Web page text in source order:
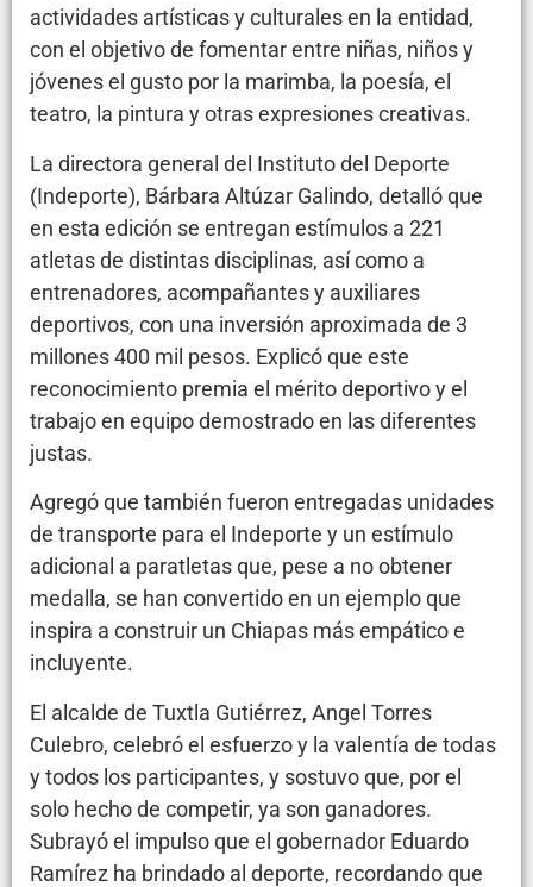
actividades artísticas y culturales en la entidad,
con el objetivo de fomentar entre niñas, niños y
jóvenes el gusto por la marimba, la poesía, el
teatro, la pintura y otras expresiones creativas.
La directora general del Instituto del Deporte
(Indeporte), Bárbara Altúzar Galindo, detalló que
en esta edición se entregan estímulos a 221
atletas de distintas disciplinas, así como a
entrenadores, acompañantes y auxiliares
deportivos, con una inversión aproximada de 3
millones 400 mil pesos. Explicó que este
reconocimiento premia el mérito deportivo y el
trabajo en equipo demostrado en las diferentes
justas.
Agregó que también fueron entregadas unidades
de transporte para el Indeporte y un estímulo
adicional a paratletas que, pese a no obtener
medalla, se han convertido en un ejemplo que
inspira a construir un Chiapas más empático e
incluyente.
El alcalde de Tuxtla Gutiérrez, Angel Torres
Culebro, celebró el esfuerzo y la valentía de todas
y todos los participantes, y sostuvo que, por el
solo hecho de competir, ya son ganadores.
Subrayó el impulso que el gobernador Eduardo
Ramírez ha brindado al deporte, recordando que